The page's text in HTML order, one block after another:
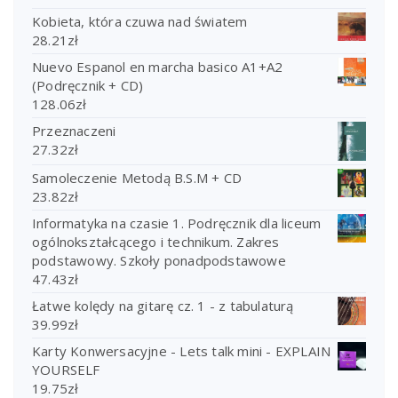
Kobieta, która czuwa nad światem
28.21 zł
Nuevo Espanol en marcha basico A1+A2
(Podręcznik + CD)
128.06zł
Przeznaczeni
27.32zł
Samoleczenie Metodą B.S.M + CD
23.82zł
Informatyka na czasie 1. Podręcznik dla liceum
ogólnokształcącego i technikum. Zakres
podstawowy. Szkoły ponadpodstawowe
47.43zł
Łatwe kolędy na gitarę cz. 1 - z tabulaturą
39.99zł
Karty Konwersacyjne - Lets talk mini - EXPLAIN
YOURSELF
19.75zł